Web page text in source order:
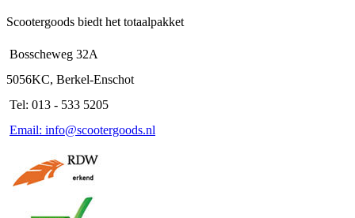
Scootergoods biedt het totaalpakket
Bosscheweg 32A
5056KC, Berkel-Enschot
Tel: 013 - 533 5205
Email: info@scootergoods.nl